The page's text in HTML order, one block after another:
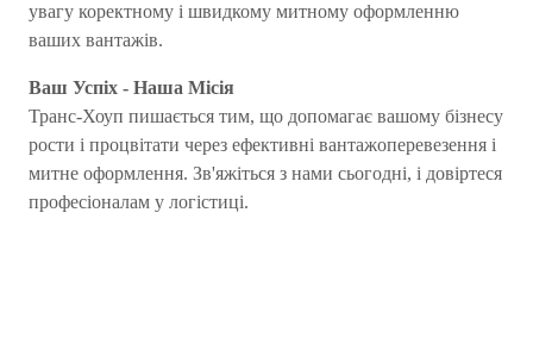
увагу коректному і швидкому митному оформленню
ваших вантажів.
Ваш Успіх - Наша Місія
Транс-Хоуп пишається тим, що допомагає вашому бізнесу
рости і процвітати через ефективні вантажоперевезення і
митне оформлення. Зв'яжіться з нами сьогодні, і довіртеся
професіоналам у логістиці.